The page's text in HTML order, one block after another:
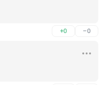
+0 –0